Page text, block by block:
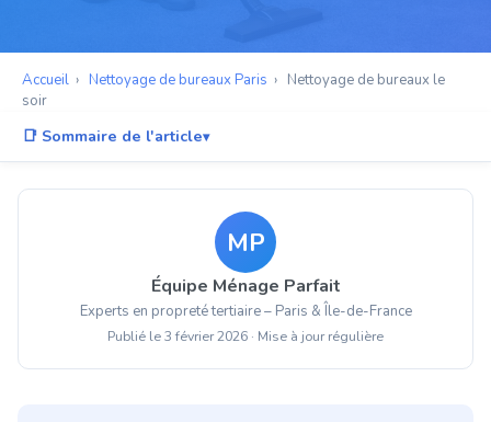
Accueil › Nettoyage de bureaux Paris › Nettoyage de bureaux le
soir
📑 Sommaire de l'article
Pourquoi choisir le nettoyage en soirée ?
Protocole d'entretien le soir : étape par étape
Secteurs et typologies de bureaux concernés
Sécurité, accès et confidentialité
Tarifs et formules adaptées
MP
Équipe Ménage Parfait
Experts en propreté tertiaire – Paris & Île-de-France
Publié le 3 février 2026 · Mise à jour régulière